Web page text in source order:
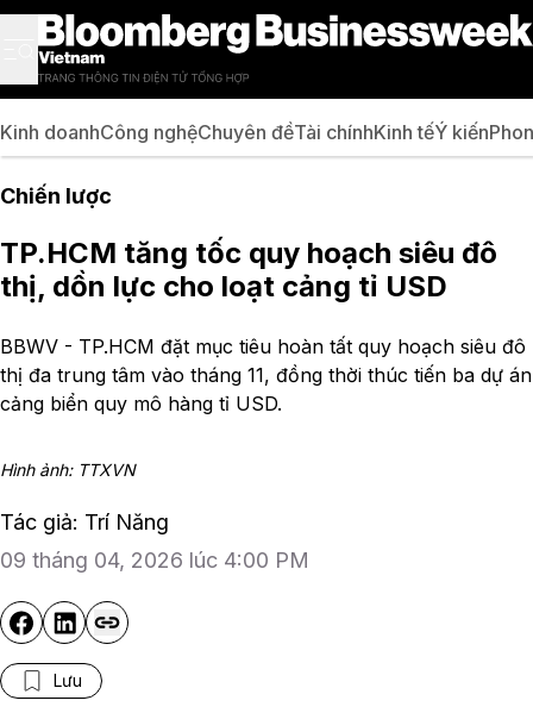
Kinh doanhCông nghệChuyên đềTài chínhKinh tếÝ kiến
Chiến lược
TP.HCM tăng tốc quy hoạch siêu đô
thị, dồn lực cho loạt cảng tỉ USD
BBWV - TP.HCM đặt mục tiêu hoàn tất quy hoạch siêu đô
thị đa trung tâm vào tháng 11, đồng thời thúc tiến ba dự án
cảng biển quy mô hàng tỉ USD.
Hình ảnh: TTXVN
Tác giả: Trí Năng
09 tháng 04, 2026 lúc 4:00 PM
Lưu